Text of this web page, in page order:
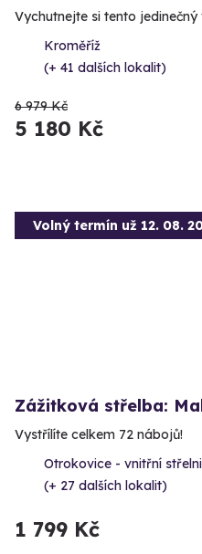
Vychutnejte si tento
Kroměříž
(+ 41 dalších lokalit)
6 979 Kč
5 180 Kč
Volný termín už 12. 08.
Zážitková střelba:
Vystřílíte celkem 72 nábojů!
Otrokovice - vnitřní
(+ 27 dalších lokalit)
1 799 Kč